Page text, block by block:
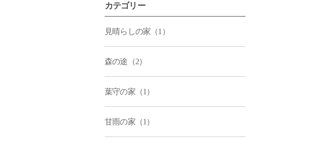
カテゴリー
見晴らしの家（1）
森の途（2）
葉守の家（1）
甘雨の家（1）